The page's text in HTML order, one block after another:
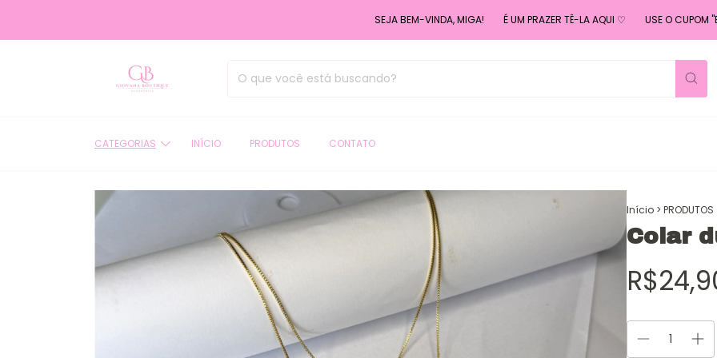
SEJA BEM-VINDA, MIGA! É UM PRAZER TÊ-LA AQUI ♡ USE O CUPOM
CATEGORIAS INÍCIO PRODUTOS CONTATO
Início > PRODUTOS
Colar